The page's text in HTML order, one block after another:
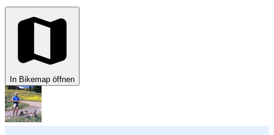
In Bikemap öffnen